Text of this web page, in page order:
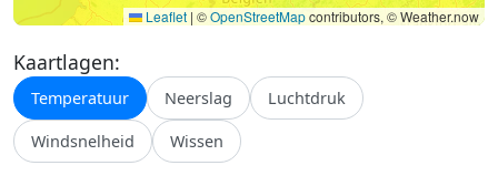
Leaflet | ©OpenStreetMapcontributors, © Weather.now
Kaartlagen:
Temperatuur Neerslag Luchtdruk
Windsnelheid Wissen